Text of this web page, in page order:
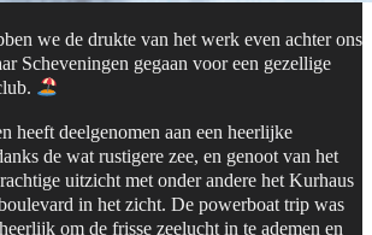
we de drukte van het werk even achter ons
Scheveningen gegaan voor een gezellige
heeft deelgenomen aan een heerlijke
de wat rustigere zee, en genoot van het
uitzicht met onder andere het Kurhaus
in het zicht. De powerboat trip was
om de frisse zeelucht in te ademen en